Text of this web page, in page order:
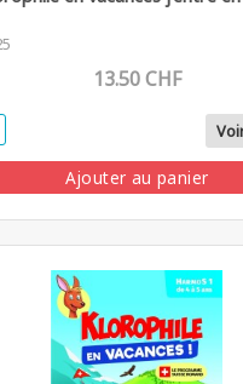
13.50 CHF
Ajouter au panier